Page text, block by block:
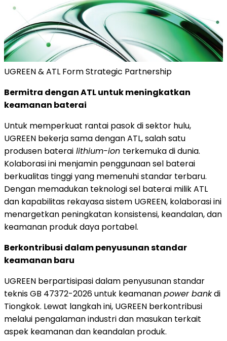
UGREEN & ATL Form Strategic Partnership
Bermitra dengan ATL untuk meningkatkan
keamanan baterai
Untuk memperkuat rantai pasok di sektor hulu,
UGREEN bekerja sama dengan ATL, salah satu
produsen baterai lithium-ion terkemuka di dunia.
Kolaborasi ini menjamin penggunaan sel baterai
berkualitas tinggi yang memenuhi standar terbaru.
Dengan memadukan teknologi sel baterai milik ATL
dan kapabilitas rekayasa sistem UGREEN, kolaborasi ini
menargetkan peningkatan konsistensi, keandalan, dan
keamanan produk daya portabel.
Berkontribusi dalam penyusunan standar
keamanan baru
UGREEN berpartisipasi dalam penyusunan standar
teknis GB 47372-2026 untuk keamananpower bankdi
Tiongkok. Lewat langkah ini, UGREEN berkontribusi
melalui pengalaman industri dan masukan terkait
aspek keamanan dan keandalan produk.